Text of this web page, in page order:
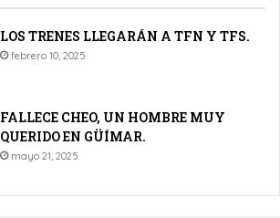
LOS TRENES LLEGARÁN A TFN Y TFS.
febrero 10, 2025
FALLECE CHEO, UN HOMBRE MUY
QUERIDO EN GÜÍMAR.
mayo 21, 2025